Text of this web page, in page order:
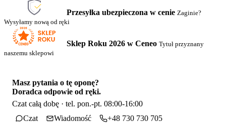
Przesyłka ubezpieczona w cenie Zaginie?
Wysyłamy nową od ręki
Sklep Roku 2026 w Ceneo Tytuł przyznany
naszemu sklepowi
Masz pytania o tę oponę?
Doradca odpowie od ręki.
Czat całą dobę · tel. pon.-pt. 08:00-16:00
Czat
Wiadomość +48 730 730 705